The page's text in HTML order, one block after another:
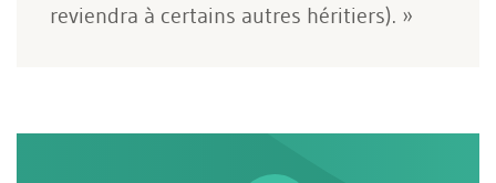
reviendra à certains autres héritiers). »